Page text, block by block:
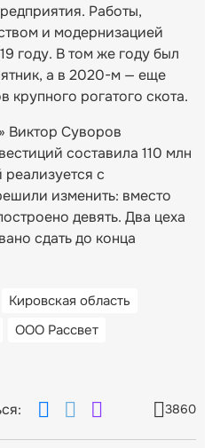
Работы,
и модернизацией
году. В том же году был
а в 2020-м — еще
крупного рогатого скота.
Виктор Суворов
составила 110 млн
с
изменить: вместо
девять. Два цеха
сдать до конца
Кировская область
ООО Рассвет
3860